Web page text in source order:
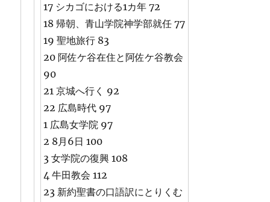
17 シカゴにおける1カ年 72
18 帰朝、青山学院神学部就任 77
19 聖地旅行 83
20 阿佐ケ谷在住と阿佐ケ谷教会
90
21 京城へ行く 92
22 広島時代 97
1 広島女学院 97
2 8月6日 100
3 女学院の復興 108
4 牛田教会 112
23 新約聖書の口語訳にとりくむ